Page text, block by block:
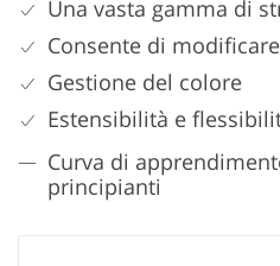
Una vasta gamma di
Consente di
Gestione del colore
Estensibilità e
Curva di
principianti